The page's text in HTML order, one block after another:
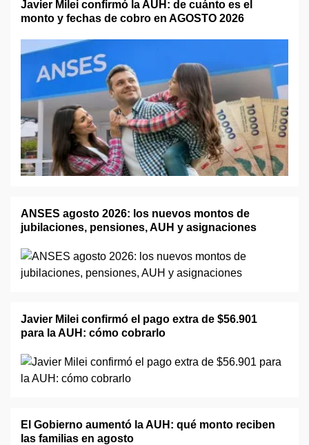
Javier Milei confirmó la AUH: de cuánto es el
monto y fechas de cobro en AGOSTO 2026
ANSES agosto 2026: los nuevos montos de
jubilaciones, pensiones, AUH y asignaciones
Javier Milei confirmó el pago extra de $56.901
para la AUH: cómo cobrarlo
El Gobierno aumentó la AUH: qué monto reciben
las familias en agosto